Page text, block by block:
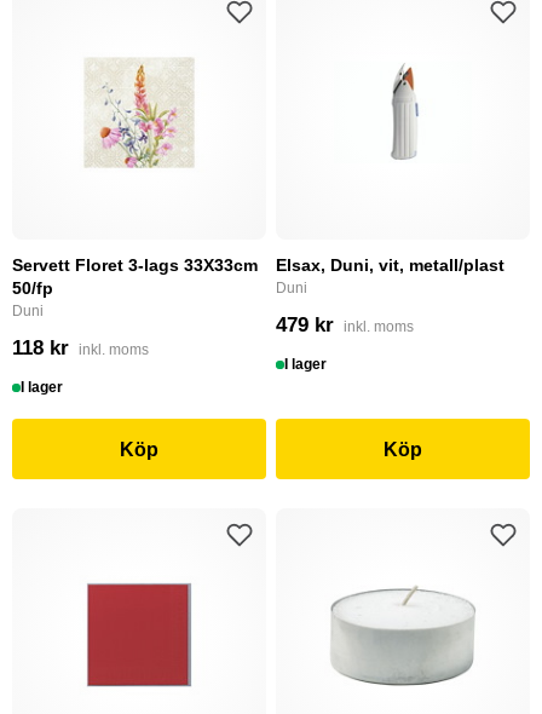
Servett Floret 3-lags 33X33cm
50/fp
Duni
118 kr inkl. moms
I lager
Köp
Elsax, Duni, vit, metall/plast
Duni
479 kr inkl. moms
I lager
Köp